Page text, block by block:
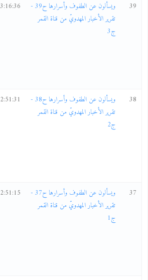
39
ويسألون عن الطفوف وأسرارها ح39 -
تقرير الأخبار المهدويّ من قناة القمر
ج3
3:16:36
38
ويسألون عن الطفوف وأسرارها ح38 -
تقرير الأخبار المهدويّ من قناة القمر
ج2
2:51:31
37
ويسألون عن الطفوف وأسرارها ح37 -
تقرير الأخبار المهدويّ من قناة القمر
ج1
2:51:15